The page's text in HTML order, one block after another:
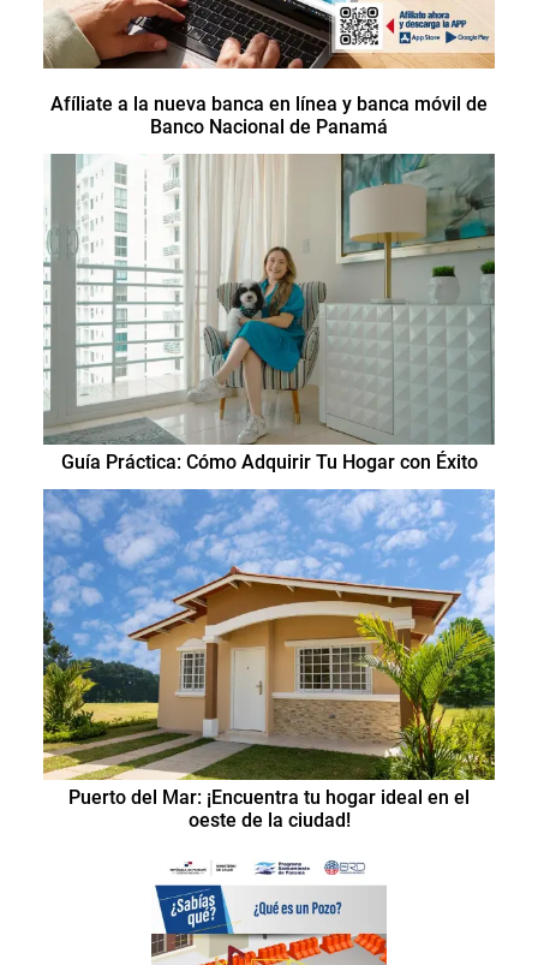
Afíliate a la nueva banca en línea y banca móvil de
Banco Nacional de Panamá
Guía Práctica: Cómo Adquirir Tu Hogar con Éxito
Puerto del Mar: ¡Encuentra tu hogar ideal en el
oeste de la ciudad!